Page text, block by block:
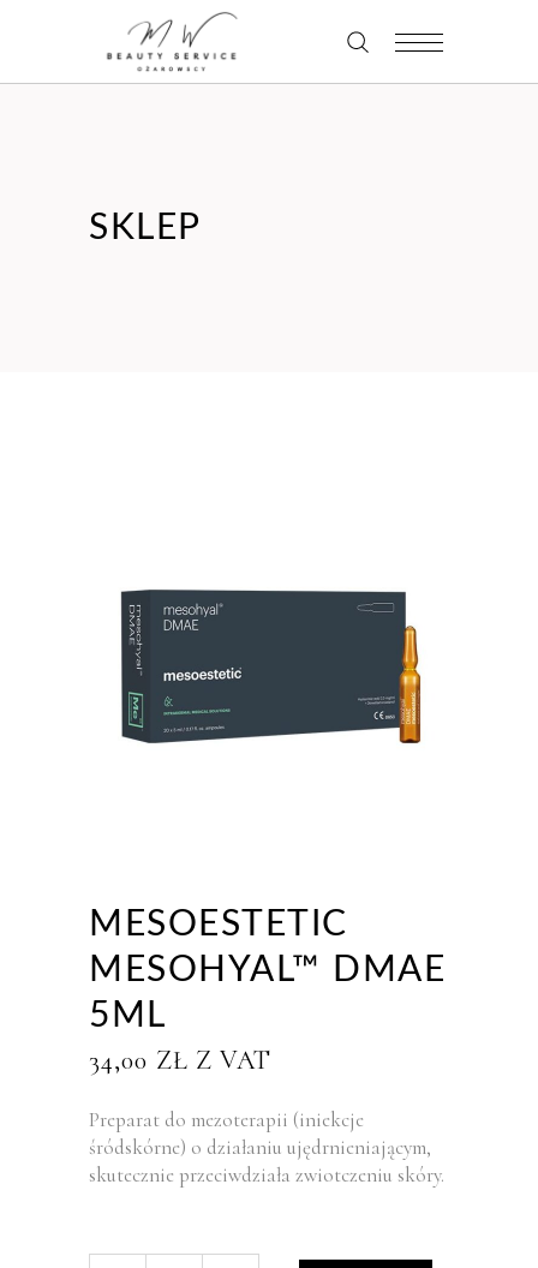
SKLEP
MESOESTETIC
MESOHYAL™ DMAE
5ML
34,00 ZŁ Z VAT
Preparat do mezoterapii (iniekcje
śródskórne) o działaniu ujędrnieniającym,
skutecznie przeciwdziała zwiotczeniu skóry.